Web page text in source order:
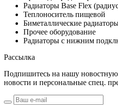
Радиаторы Base Flex
Теплоноситель пищевой
Биметаллические
Прочее оборудование
Радиаторы с нижним
Рассылка
Подпишитесь на нашу
новости и персональные спец.